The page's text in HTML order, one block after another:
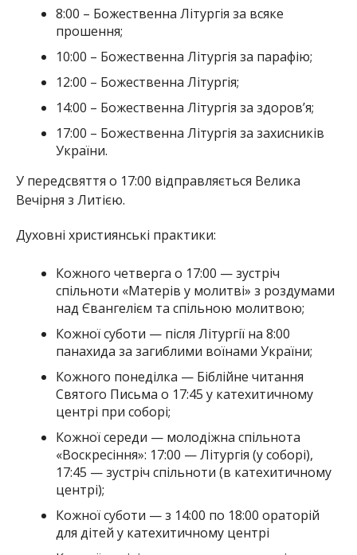
8:00 – Божественна Літургія за всяке
прошення;
10:00 – Божественна Літургія за парафію;
12:00 – Божественна Літургія;
14:00 – Божественна Літургія за здоров’я;
17:00 – Божественна Літургія за захисників
України.
У передсвяття о 17:00 відправляється Велика
Вечірня з Литією.
Духовні християнські практики:
Кожного четверга о 17:00 — зустріч
спільноти «Матерів у молитві» з роздумами
над Євангелієм та спільною молитвою;
Кожної суботи — після Літургії на 8:00
панахида за загиблими воїнами України;
Кожного понеділка — Біблійне читання
Святого Письма о 17:45 у катехитичному
центрі при соборі;
Кожної середи — молодіжна спільнота
«Воскресіння»: 17:00 — Літургія (у соборі),
17:45 — зустріч спільноти (в катехитичному
центрі);
Кожної суботи — з 14:00 по 18:00 ораторій
для дітей у катехитичному центрі